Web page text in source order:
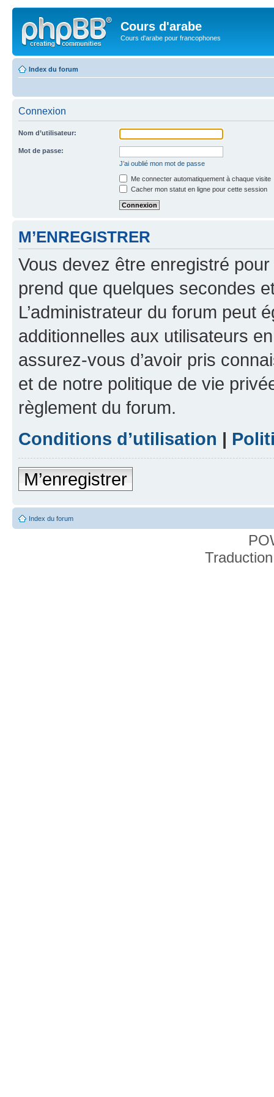
Cours d'arabe
Cours d'arabe pour francophones
Index du forum
Connexion
Nom d’utilisateur:
Mot de passe:
J’ai oublié mon mot de passe
Me connecter automatiquement à chaque visite
Cacher mon statut en ligne pour cette session
M’ENREGISTRER
Vous devez être enregistré
prend que quelques secondes
L’administrateur du forum peut
additionnelles aux utilisateurs
assurez-vous d’avoir pris
et de notre politique de vie
règlement du forum.
Conditions d’utilisation |
M’enregistrer
Index du forum